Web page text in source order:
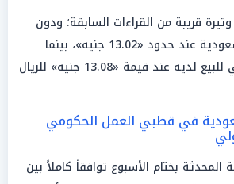
قريبة من القراءات السابقة؛ ودون
سعر شراء العملة السعودية عند حدود «13.02 جنيه»، بينما
استقر المؤشر الرسمي للبيع لديه عند قيمة «13.08 جنيه» للريال
في قطبي العمل الحكومي
المحدثة بختام الأسبوع توافقاً كاملاً بين